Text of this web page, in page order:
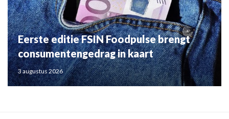
Eerste editie FSIN Foodpulse brengt
consumentengedrag in kaart
3 augustus 2026